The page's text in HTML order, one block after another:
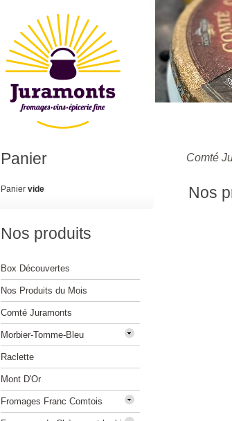
Comté
Nos
Panier
Panier vide
Nos produits
Box Découvertes
Nos Produits du Mois
Comté Juramonts
Morbier-Tomme-Bleu
Raclette
Mont D'Or
Fromages Franc Comtois